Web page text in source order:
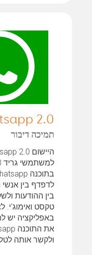
2.0
תמיכה דיבור
לדפדף בין
בין ההודעות
טקסט ואימוג'י.
באפליקציה יש
ולקשר אותה